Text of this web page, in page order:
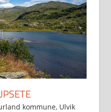
kommune, Ulvik